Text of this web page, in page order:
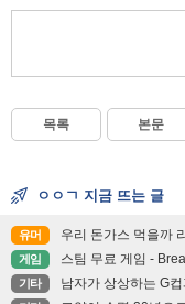
목록 본문
ㅇㅇㄱ 지금 뜨는 글
유머 우리 돈가스 먹을까
게임 스팀 무료 게임 -
기타 남자가 상상하는 G